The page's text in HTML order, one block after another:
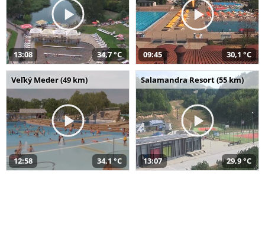
13:08 34,7 °C 09:45 30,1 °C
Veľký Meder (49 km)
12:58 34,1 °C
Salamandra Resort (55 km)
13:07 29,9 °C